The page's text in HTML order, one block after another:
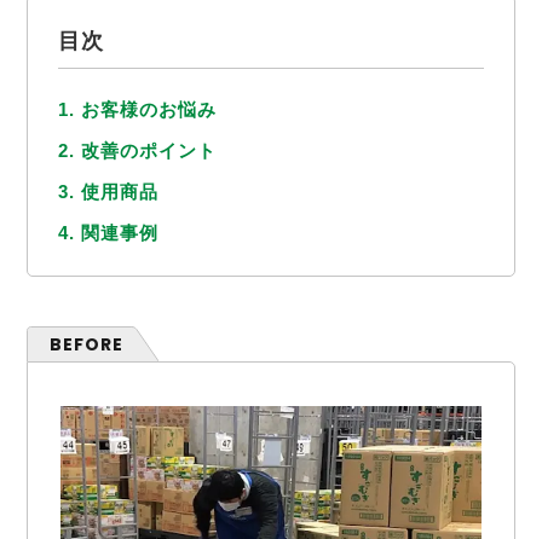
目次
1. お客様のお悩み
2. 改善のポイント
3. 使用商品
4. 関連事例
BEFORE